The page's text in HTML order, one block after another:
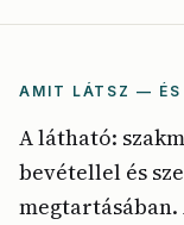
AMIT LÁTSZ — ÉS
A látható:
bevétellel és